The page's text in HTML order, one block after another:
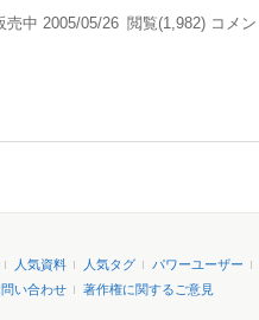
売中 2005/05/26 閲覧(1,982) コメ
人気資料 人気タグ
パワーユーザー
問い合わせ 著作権に関するご意見